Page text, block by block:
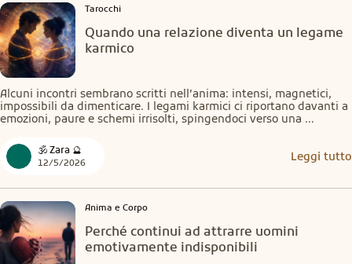
Tarocchi
Quando una relazione diventa un legame
karmico
Alcuni incontri sembrano scritti nell’anima: intensi, magnetici,
impossibili da dimenticare. I legami karmici ci riportano davanti a
emozioni, paure e schemi irrisolti, spingendoci verso una
sempre, ma quasi sempre ci trasformano nel modo di amare.
🕉️ Zara 🔮
12/5/2026 Leggi tutto
Anima e Corpo
Perché continui ad attrarre uomini
emotivamente indisponibili